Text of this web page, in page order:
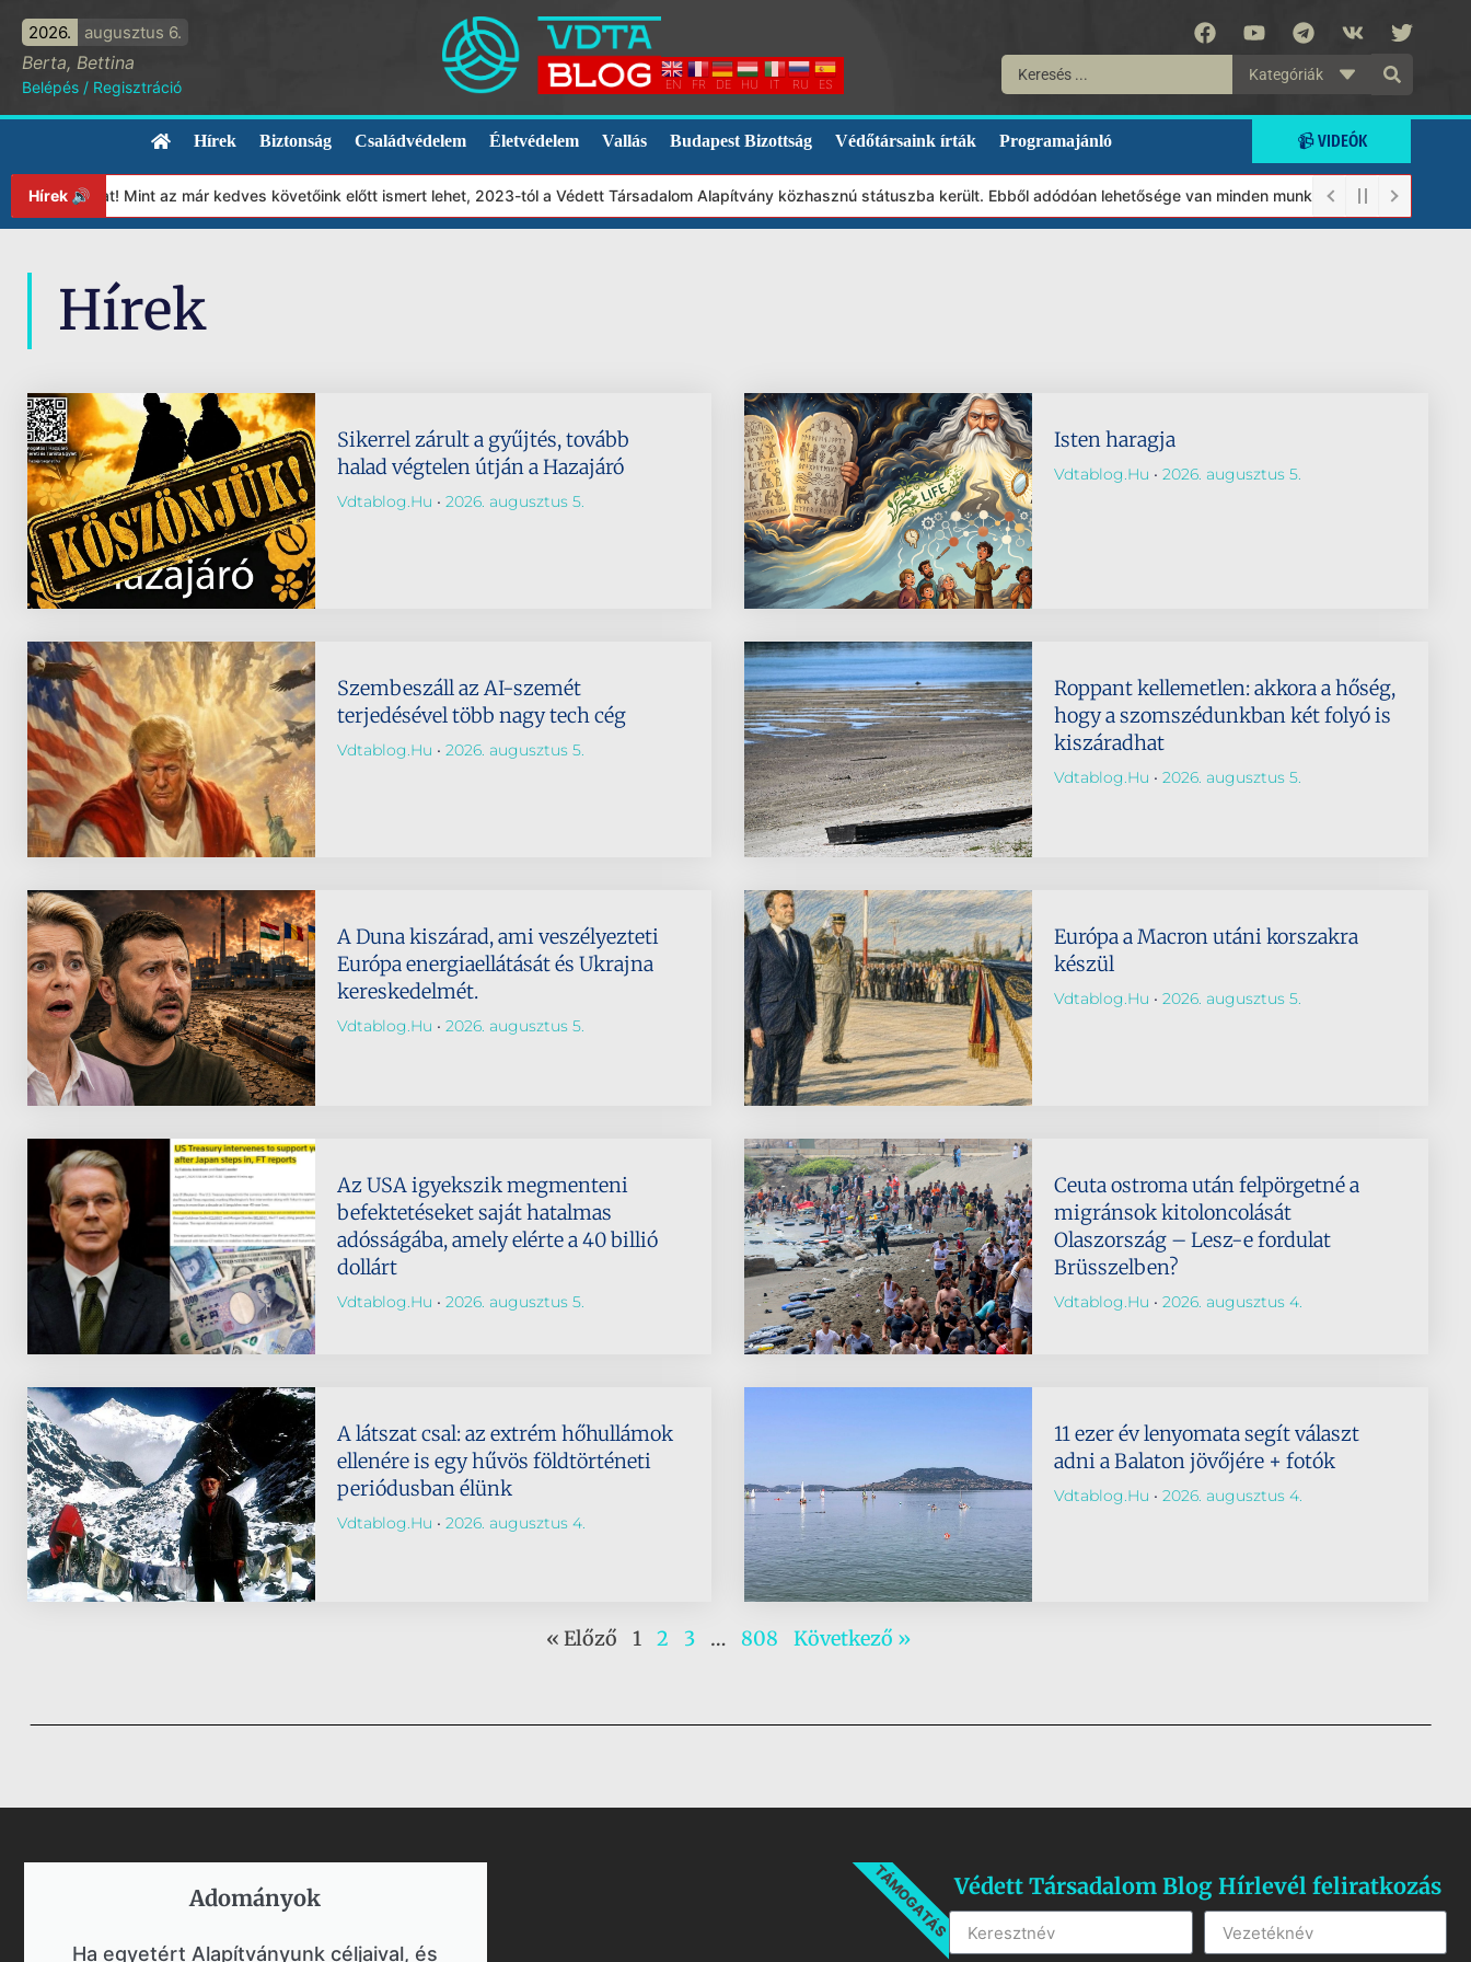
2026. augusztus 6.
Berta, Bettina
Belépés / Regisztráció EN FR DE HU IT RU ES
Kategóriák
Hírek Biztonság Családvédelem Életvédelem Vallás Budapest Bizottság Védőtársaink írták Programajánló 📹 VIDEÓK
Hírek 🔊Mint az már kedves követőink előtt ismert lehet, 2023-tól a Védett Társadalom Alapítvány közhasznú státuszba került. Ebből adódóan lehetősége van minden munkánkat segíteni
Hírek
Sikerrel zárult a gyűjtés, tovább
halad végtelen útján a Hazajáró
Vdtablog.hu 2026. augusztus 5.
Isten haragja
Vdtablog.hu 2026. augusztus 5.
Szembeszáll az AI-szemét
terjedésével több nagy tech cég
Vdtablog.hu 2026. augusztus 5.
Roppant kellemetlen: akkora a hőség,
hogy a szomszédunkban két folyó is
kiszáradhat
Vdtablog.hu 2026. augusztus 5.
A Duna kiszárad, ami veszélyezteti
Európa energiaellátását és Ukrajna
kereskedelmét.
Vdtablog.hu 2026. augusztus 5.
Európa a Macron utáni korszakra
készül
Vdtablog.hu 2026. augusztus 5.
Az USA igyekszik megmenteni
befektetéseket saját hatalmas
adósságába, amely elérte a 40 billió
dollárt
Vdtablog.hu 2026. augusztus 5.
Ceuta ostroma után felpörgetné a
migránsok kitoloncolását
Olaszország – Lesz-e fordulat
Brüsszelben?
Vdtablog.hu 2026. augusztus 4.
A látszat csal: az extrém hőhullámok
ellenére is egy hűvös földtörténeti
periódusban élünk
Vdtablog.hu 2026. augusztus 4.
11 ezer év lenyomata segít választ
adni a Balaton jövőjére + fotók
Vdtablog.hu 2026. augusztus 4.
« Előző 1 2 3 … 808 Következő »
Adományok​
Ha egyetért Alapítványunk céljaival, és
TÁMOGATÁSVédett Társadalom Blog Hírlevél feliratkozás